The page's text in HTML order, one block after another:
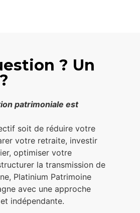
? Un
patrimoniale est
soit de réduire votre
votre retraite, investir
optimiser votre
la transmission de
Platinium Patrimoine
avec une approche
indépendante.